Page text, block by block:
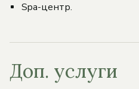
Spa-центр.
Доп. услуги